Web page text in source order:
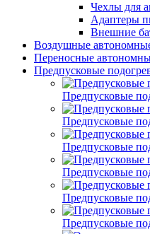
Чехлы для
Адаптеры
Внешние
Воздушные
Переносные
Предпусковые
Предпусковые
Предпусковые
Предпусковые
Предпусковые
Предпусковые
Предпусковые